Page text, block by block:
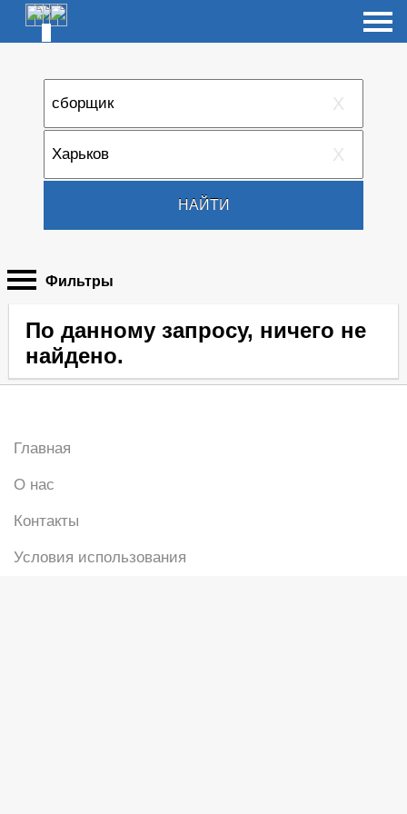
X
X
НАЙТИ
Фильтры
По данному запросу, ничего не
найдено.
Главная
О нас
Контакты
Условия использования